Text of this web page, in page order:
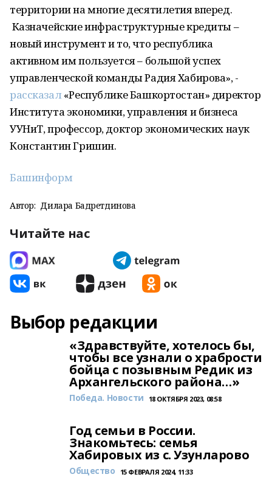
территории на многие десятилетия вперед.
Казначейские инфраструктурные кредиты –
новый инструмент и то, что республика
активном им пользуется – большой успех
управленческой команды Радия Хабирова», -
рассказал «Республике Башкортостан» директор
Института экономики, управления и бизнеса
УУНиТ, профессор, доктор экономических наук
Константин Гришин.
Башинформ
Автор: Дилара Бадретдинова
Читайте нас
Выбор редакции
«Здравствуйте, хотелось бы,
чтобы все узнали о храбрости
бойца с позывным Редик из
Архангельского района…»
Победа. Новости 18 ОКТЯБРЯ 2023, 08:58
Год семьи в России.
Знакомьтесь: семья
Хабировых из с. Узунларово
Общество 15 ФЕВРАЛЯ 2024, 11:33